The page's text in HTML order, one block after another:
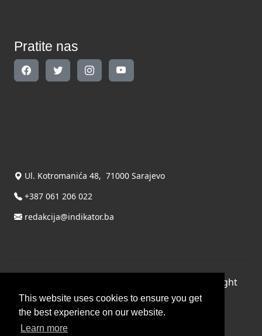
This website uses cookies to ensure you get
the best experience on our website.
Learn more
Pratite nas
Ul. Kotromanića 48, 71000 Sarajevo
+387 061 206 022
redakcija@indikator.ba
, All Right
Reserved.
Terms Of Use|Privacy Statement